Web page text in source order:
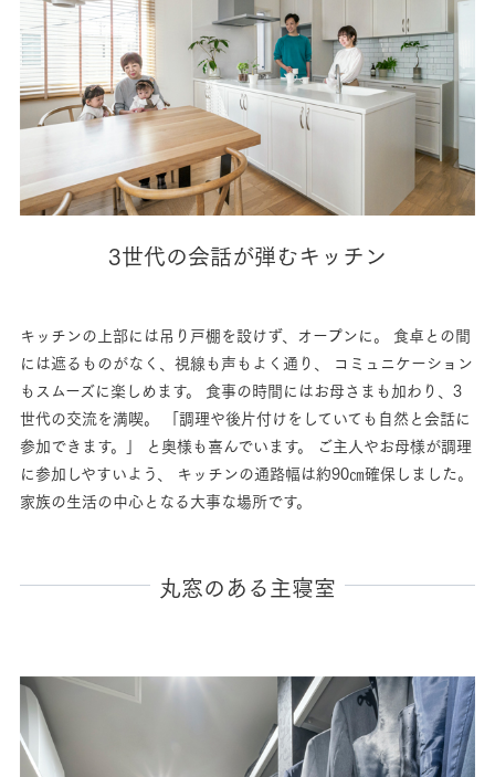
3世代の会話が弾むキッチン
キッチンの上部には吊り戸棚を設けず、オープンに。
食卓との間
には遮るものがなく、視線も声もよく通り、
コミュニケーション
もスムーズに楽しめます。
食事の時間にはお母さまも加わり、3
世代の交流を満喫。
「調理や後片付けをしていても自然と会話に
参加できます。」
と奥様も喜んでいます。
ご主人やお母様が調理
に参加しやすいよう、
キッチンの通路幅は約90㎝確保しました。
家族の生活の中心となる大事な場所です。
丸窓のある主寝室